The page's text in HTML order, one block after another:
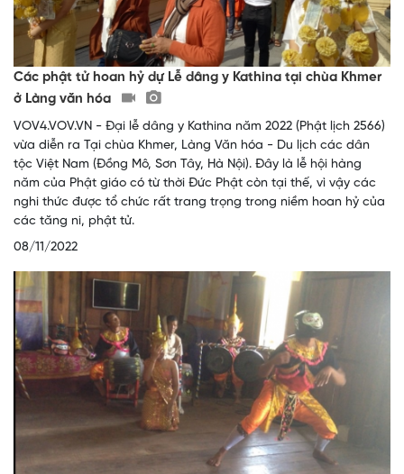
Các phật tử hoan hỷ dự Lễ dâng y Kathina tại chùa Khmer
ở Làng văn hóa
VOV4.VOV.VN - Đại lễ dâng y Kathina năm 2022 (Phật lịch 2566)
vừa diễn ra Tại chùa Khmer, Làng Văn hóa - Du lịch các dân
tộc Việt Nam (Đồng Mô, Sơn Tây, Hà Nội). Đây là lễ hội hàng
năm của Phật giáo có từ thời Đức Phật còn tại thế, vì vậy các
nghi thức được tổ chức rất trang trọng trong niềm hoan hỷ của
các tăng ni, phật tử.
08/11/2022